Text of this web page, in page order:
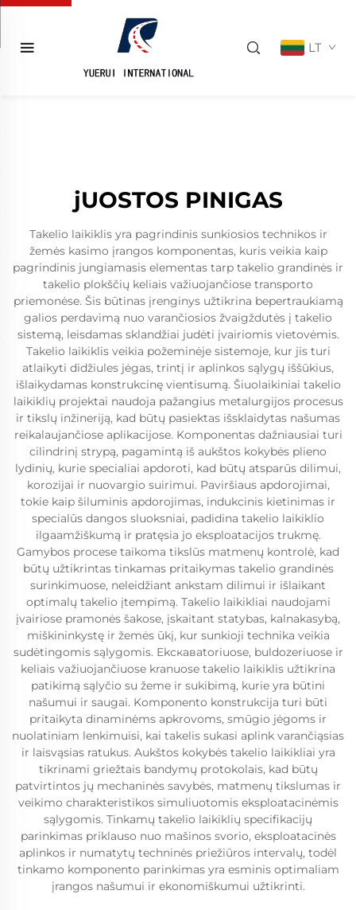
LT
jUOSTOS PINIGAS
Takelio laikiklis yra pagrindinis sunkiosios technikos ir
žemės kasimo įrangos komponentas, kuris veikia kaip
pagrindinis jungiamasis elementas tarp takelio grandinės ir
takelio plokščių keliais važiuojančiose transporto
priemonėse. Šis būtinas įrenginys užtikrina bepertraukiamą
galios perdavimą nuo varančiosios žvaigždutės į takelio
sistemą, leisdamas sklandžiai judėti įvairiomis vietovėmis.
Takelio laikiklis veikia požeminėje sistemoje, kur jis turi
atlaikyti didžiules jėgas, trintį ir aplinkos sąlygų iššūkius,
išlaikydamas konstrukcinę vientisumą. Šiuolaikiniai takelio
laikiklių projektai naudoja pažangius metalurgijos procesus
ir tikslų inžineriją, kad būtų pasiektas išsklaidytas našumas
reikalaujančiose aplikacijose. Komponentas dažniausiai turi
cilindrinį strypą, pagamintą iš aukštos kokybės plieno
lydinių, kurie specialiai apdoroti, kad būtų atsparūs dilimui,
korozijai ir nuovargio suirimui. Paviršiaus apdorojimai,
tokie kaip šiluminis apdorojimas, indukcinis kietinimas ir
specialūs dangos sluoksniai, padidina takelio laikiklio
ilgaamžiškumą ir pratęsia jo eksploatacijos trukmę.
Gamybos procese taikoma tikslūs matmenų kontrolė, kad
būtų užtikrintas tinkamas pritaikymas takelio grandinės
surinkimuose, neleidžiant ankstam dilimui ir išlaikant
optimalų takelio įtempimą. Takelio laikikliai naudojami
įvairiose pramonės šakose, įskaitant statybas, kalnakasybą,
miškininkystę ir žemės ūkį, kur sunkioji technika veikia
sudėtingomis sąlygomis. Ekскавatoriuose, buldozeriuose ir
keliais važiuojančiuose kranuose takelio laikiklis užtikrina
patikimą sąlyčio su žeme ir sukibimą, kurie yra būtini
našumui ir saugai. Komponento konstrukcija turi būti
pritaikyta dinaminėms apkrovoms, smūgio jėgoms ir
nuolatiniam lenkimuisi, kai takelis sukasi aplink varančiąsias
ir laisvąsias ratukus. Aukštos kokybės takelio laikikliai yra
tikrinami griežtais bandymų protokolais, kad būtų
patvirtintos jų mechaninės savybės, matmenų tikslumas ir
veikimo charakteristikos simuliuotomis eksploatacinėmis
sąlygomis. Tinkamų takelio laikiklių specifikacijų
parinkimas priklauso nuo mašinos svorio, eksploatacinės
aplinkos ir numatytų techninės priežiūros intervalų, todėl
tinkamo komponento parinkimas yra esminis optimaliam
įrangos našumui ir ekonomiškumui užtikrinti.